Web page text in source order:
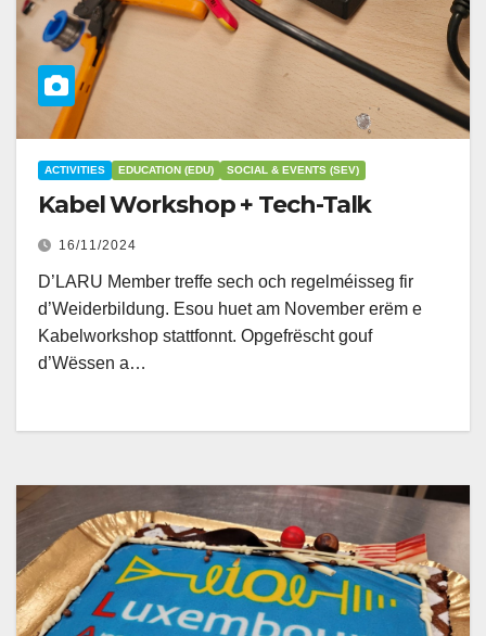
ACTIVITIES EDUCATION (EDU) SOCIAL & EVENTS (SEV)
Kabel Workshop + Tech-Talk
16/11/2024
D’LARU Member treffe sech och regelméisseg fir
d’Weiderbildung. Esou huet am November erëm e
Kabelworkshop stattfonnt. Opgefrëscht gouf
d’Wëssen a…